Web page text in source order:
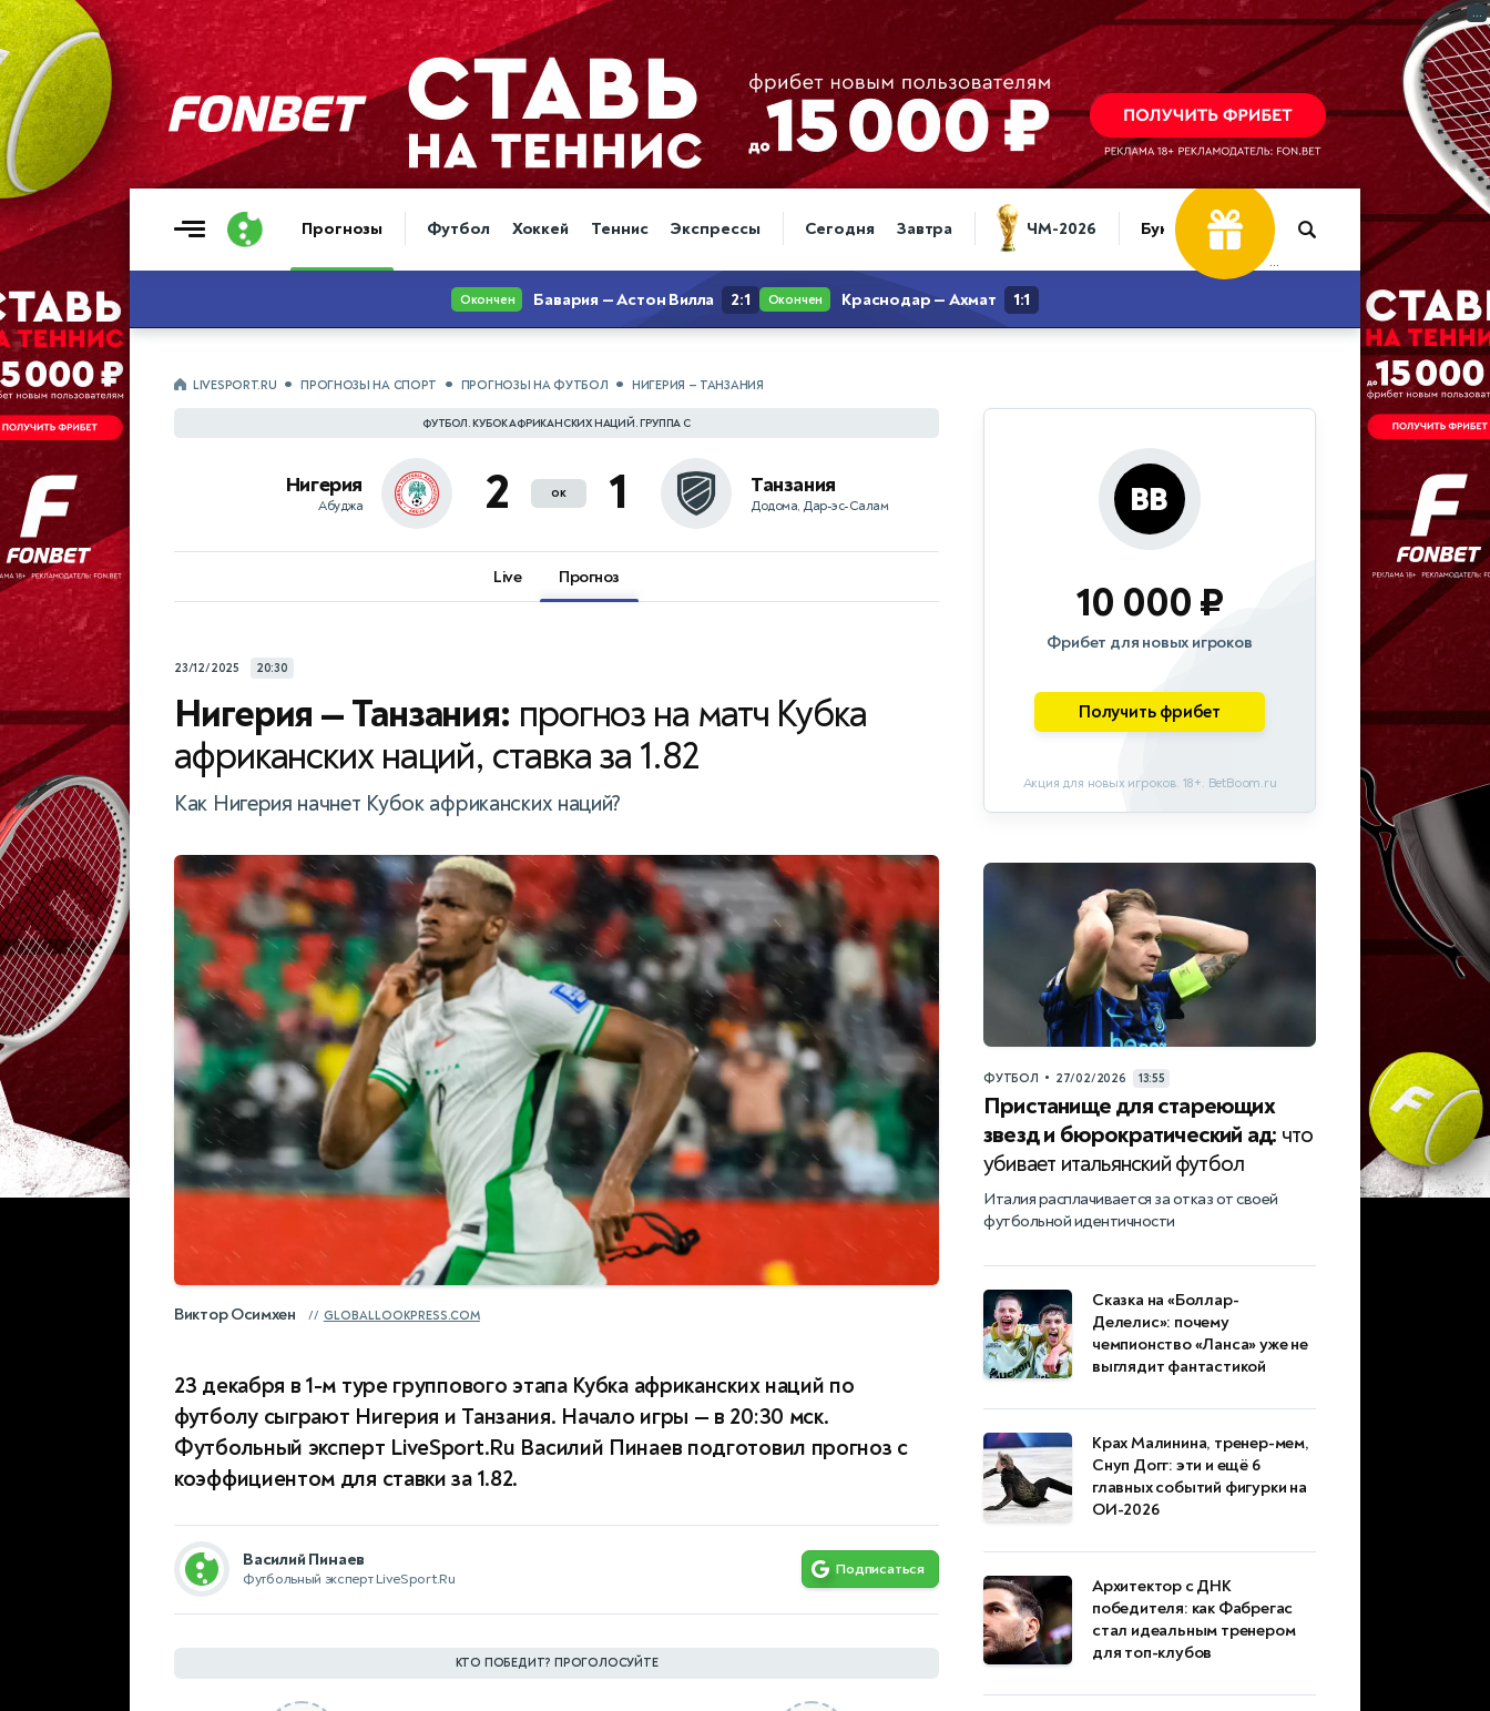
Прогнозы Футбол Хоккей Теннис Экспрессы Сегодня Завтра ЧМ-2026 Букмекеры
Фрибет
30 000 ₽
...
LIVESPORT.RU ПРОГНОЗЫ НА СПОРТ ПРОГНОЗЫ НА ФУТБОЛ НИГЕРИЯ — ТАНЗАНИЯ
ФУТБОЛ. КУБОК АФРИКАНСКИХ НАЦИЙ. ГРУППА C
Нигерия
Абуджа 2 ок 1 Танзания
Додома, Дар-эс-Салам
Live Прогноз
23/12/2025 20:30
Нигерия — Танзания: прогноз на матч Кубка
африканских наций, ставка за 1.82
Как Нигерия начнет Кубок африканских наций?
Виктор Осимхен GLOBALLOOKPRESS.COM
23 декабря в 1-м туре группового этапа Кубка африканских наций по
футболу сыграют Нигерия и Танзания. Начало игры — в 20:30 мск.
Футбольный эксперт LiveSport.Ru Василий Пинаев подготовил прогноз с
коэффициентом для ставки за 1.82.
Василий Пинаев
Футбольный эксперт LiveSport.Ru
Подписаться
КТО ПОБЕДИТ? ПРОГОЛОСУЙТЕ
10 000 ₽
Фрибет для новых игроков
Получить фрибет
Акция для новых игроков. 18+. BetBoom.ru
ФУТБОЛ • 27/02/2026 13:55
Пристанище для стареющих
звезд и бюрократический ад: что
убивает итальянский футбол
Италия расплачивается за отказ от своей
футбольной идентичности
Сказка на «Боллар-
Делелис»: почему
чемпионство «Ланса» уже не
выглядит фантастикой
Крах Малинина, тренер-мем,
Снуп Догг: эти и ещё 6
главных событий фигурки на
ОИ-2026
Архитектор с ДНК
победителя: как Фабрегас
стал идеальным тренером
для топ-клубов
...